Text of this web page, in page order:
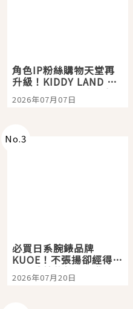
角色IP粉絲購物天堂再
升級！KIDDY LAND 原
宿店吉伊卡哇迎客，新
開幕 OMOKADO 店3分
2026年07月07日
No.3
必買日系腕錶品牌
KUOE！不張揚卻經得起
時間洗鍊的經典之作五
選
2026年07月20日